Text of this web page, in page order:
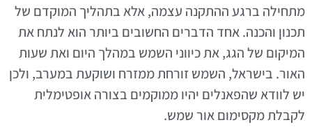
מתחילה ברגע ההתקנה עצמה, אלא בתהליך המוקדם של
תכנון והכנה. אחד הדברים החשובים ביותר הוא לנתח את
המיקום של הגג, את כיווני השמש במהלך היום ואת שעות
האור. בישראל, השמש זורחת ממזרח ושוקעת במערב, ולכן
יש לוודא שהפאנלים יהיו ממוקמים בצורה אופטימלית
לקבלת מקסימום אור שמש.